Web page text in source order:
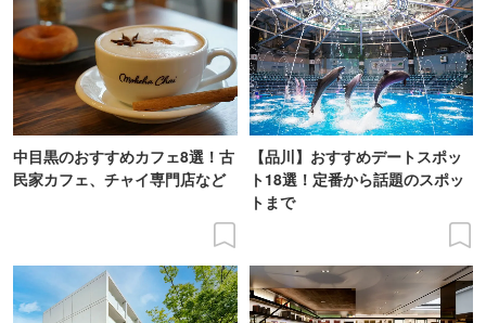
中目黒のおすすめカフェ8選！古
民家カフェ、チャイ専門店など
【品川】おすすめデートスポッ
ト18選！定番から話題のスポッ
トまで